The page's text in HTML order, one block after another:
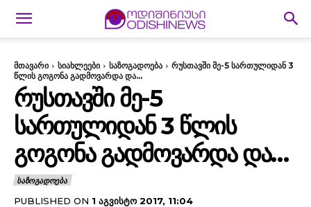
მთავარი სიახლეები საზოგადოება
რუსთავში მე-5 სართულიდან 3
წლის გოგონა გადმოვარდა და...
ᲠᲣᲡᲗᲐᲕᲨᲘ ᲛᲔ-5
ᲡᲐᲠᲗᲣᲚᲘᲓᲐᲜ 3 ᲬᲚᲘᲡ
ᲒᲝᲒᲝᲜᲐ ᲒᲐᲓᲛᲝᲕᲐᲠᲓᲐ ᲓᲐ…
ᲡᲐᲖᲝᲒᲐᲓᲝᲔᲑᲐ
PUBLISHED ON 1 ᲐᲒᲕᲘᲡᲢᲝ 2017, 11:04